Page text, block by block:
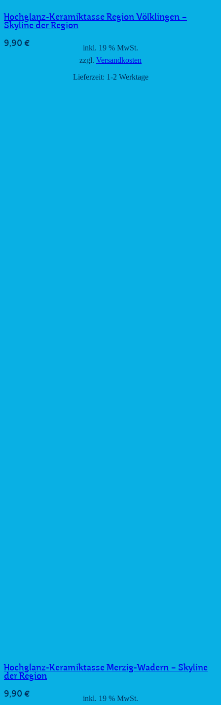
Hochglanz-Keramiktasse Region Völklingen –
Skyline der Region
9,90 €
inkl. 19 % MwSt.
zzgl. Versandkosten
Lieferzeit: 1-2 Werktage
Hochglanz-Keramiktasse Merzig-Wadern – Skyline
der Region
9,90 € inkl. 19 % MwSt.